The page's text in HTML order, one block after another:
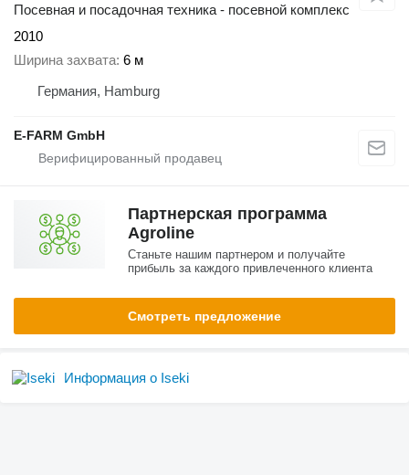
Посевная и посадочная техника - посевной комплекс
2010
Ширина захвата 6 м
Германия, Hamburg
E-FARM GmbH
Партнерская программа
Agroline
Станьте нашим партнером и получайте
прибыль за каждого привлеченного клиента
Смотреть предложение
Информация о Iseki